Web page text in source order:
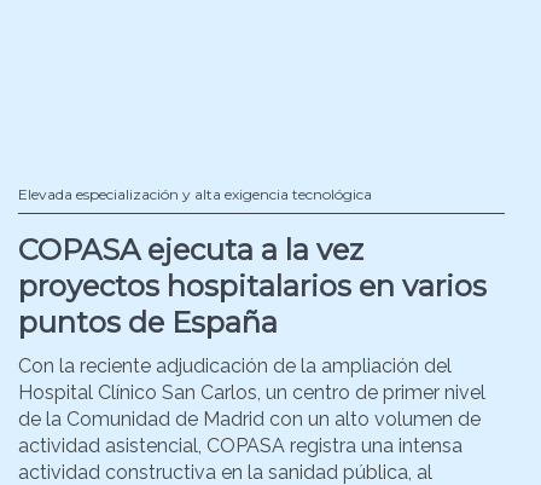
Elevada especialización y alta exigencia tecnológica
COPASA ejecuta a la vez
proyectos hospitalarios en varios
puntos de España
Con la reciente adjudicación de la ampliación del
Hospital Clínico San Carlos, un centro de primer nivel
de la Comunidad de Madrid con un alto volumen de
actividad asistencial, COPASA registra una intensa
actividad constructiva en la sanidad pública, al